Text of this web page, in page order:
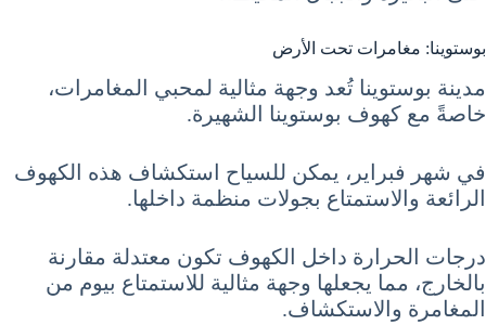
بوستوينا: مغامرات تحت الأرض
مدينة بوستوينا تُعد وجهة مثالية لمحبي المغامرات،
خاصةً مع كهوف بوستوينا الشهيرة.
في شهر فبراير، يمكن للسياح استكشاف هذه الكهوف
الرائعة والاستمتاع بجولات منظمة داخلها.
درجات الحرارة داخل الكهوف تكون معتدلة مقارنة
بالخارج، مما يجعلها وجهة مثالية للاستمتاع بيوم من
المغامرة والاستكشاف.